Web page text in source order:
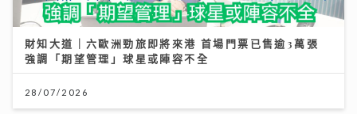
財知大道｜六歐洲勁旅即將來港 首場門票已售逾3萬張
強調「期望管理」球星或陣容不全
28/07/2026